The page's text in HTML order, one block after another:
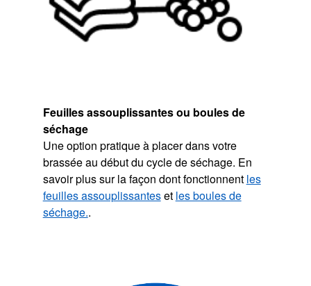
Feuilles assouplissantes ou boules de
séchage
Une option pratique à placer dans votre
brassée au début du cycle de séchage. En
savoir plus sur la façon dont fonctionnent les
feuilles assouplissanteset les boules de
séchage..